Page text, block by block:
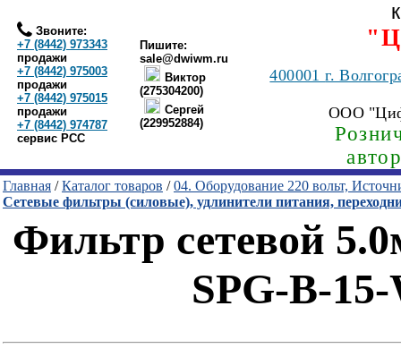
Звоните:
+7 (8442) 973343
продажи
+7 (8442) 975003
продажи
+7 (8442) 975015
продажи
+7 (8442) 974787
сервис РСС
Пишите:
sale@dwiwm.ru
Виктор
(275304200)
Сергей
(229952884)
400001г.
ООО
Главная /Каталог товаров /04. Оборудование 220 вольт,
Сетевые фильтры (силовые), удлинители питания,
Фильтр сетевой
SPG-B-